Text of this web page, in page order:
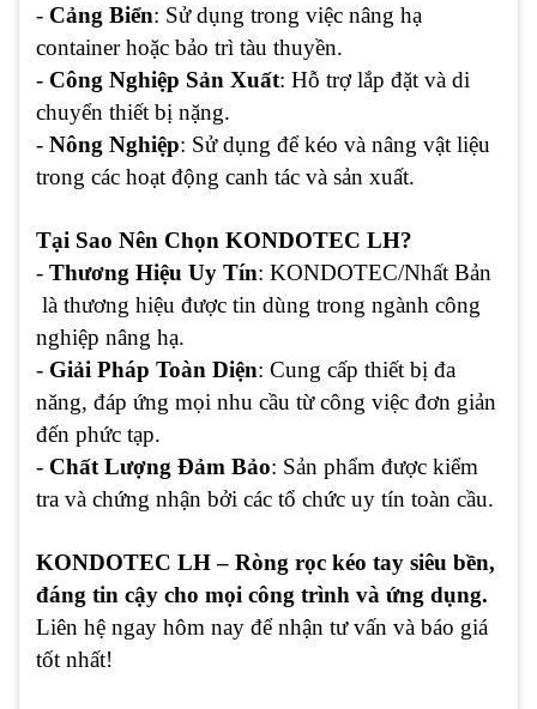
- Cảng Biển: Sử dụng trong việc nâng hạ
container hoặc bảo trì tàu thuyền.
- Công Nghiệp Sản Xuất: Hỗ trợ lắp đặt và di
chuyển thiết bị nặng.
- Nông Nghiệp: Sử dụng để kéo và nâng vật liệu
trong các hoạt động canh tác và sản xuất.
Tại Sao Nên Chọn KONDOTEC LH?
- Thương Hiệu Uy Tín: KONDOTEC/Nhất Bản
là thương hiệu được tin dùng trong ngành công
nghiệp nâng hạ.
- Giải Pháp Toàn Diện: Cung cấp thiết bị đa
năng, đáp ứng mọi nhu cầu từ công việc đơn giản
đến phức tạp.
- Chất Lượng Đảm Bảo: Sản phẩm được kiểm
tra và chứng nhận bởi các tổ chức uy tín toàn cầu.
KONDOTEC LH – Ròng rọc kéo tay siêu bền,
đáng tin cậy cho mọi công trình và ứng dụng.
Liên hệ ngay hôm nay để nhận tư vấn và báo giá
tốt nhất!